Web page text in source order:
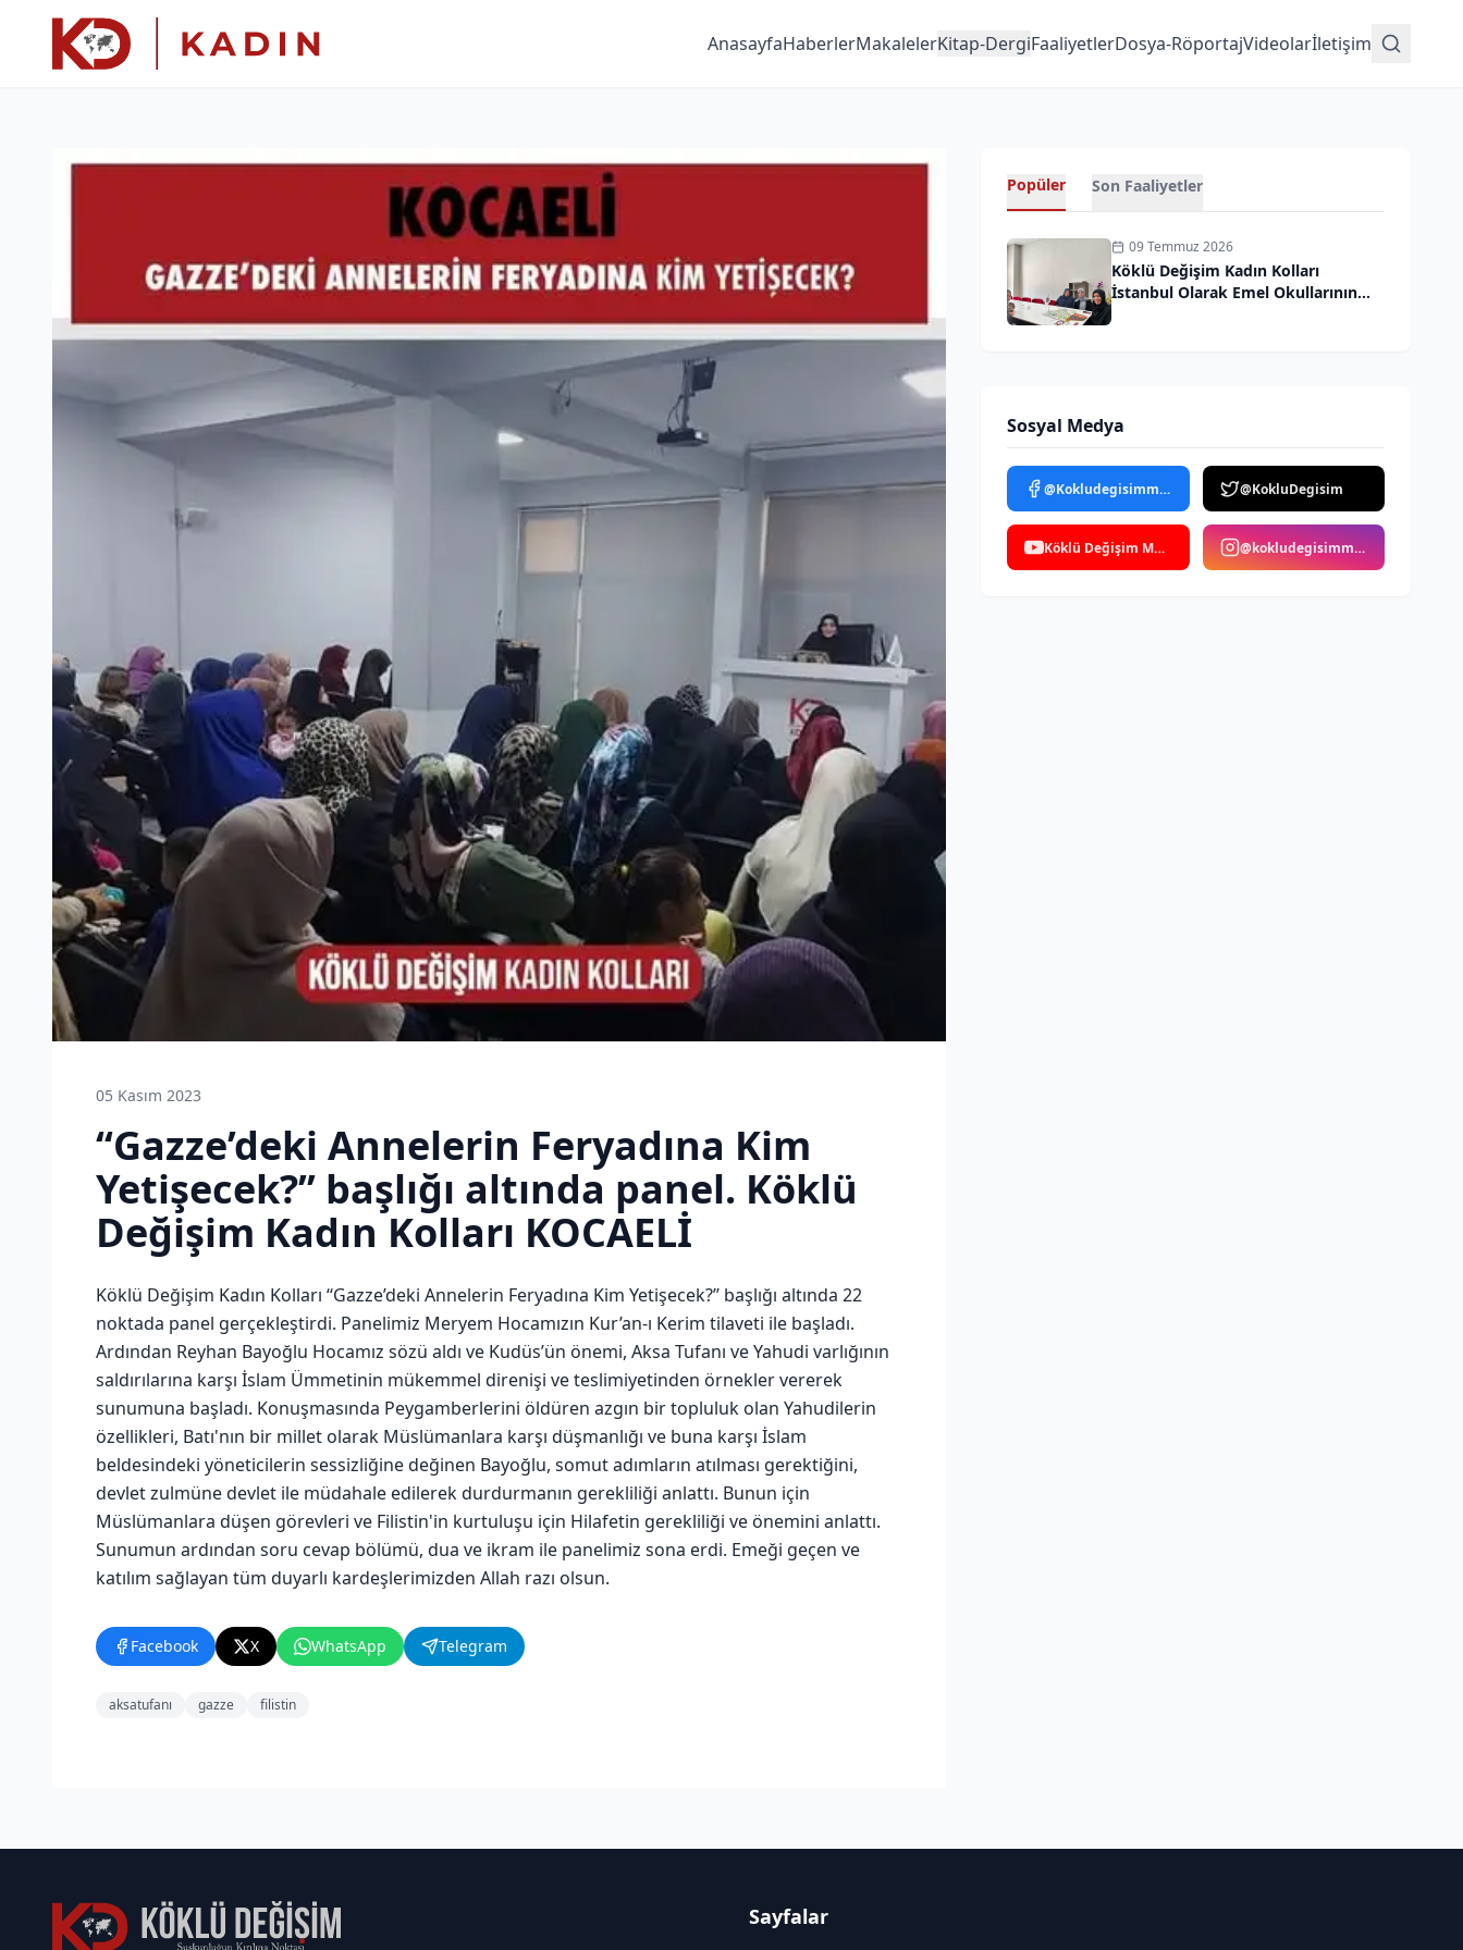
AnasayfaHaberlerMakalelerKitap-DergiFaaliyetlerDosya-RöportajVideolarİletişim
05 Kasım 2023
‘‘Gazze’deki Annelerin Feryadına Kim
Yetişecek?’’ başlığı altında panel. Köklü
Değişim Kadın Kolları KOCAELİ
Köklü Değişim Kadın Kolları ‘‘Gazze’deki Annelerin Feryadına Kim Yetişecek?’’ başlığı altında 22
noktada panel gerçekleştirdi. Panelimiz Meryem Hocamızın Kur’an-ı Kerim tilaveti ile başladı.
Ardından Reyhan Bayoğlu Hocamız sözü aldı ve Kudüs’ün önemi, Aksa Tufanı ve Yahudi varlığının
saldırılarına karşı İslam Ümmetinin mükemmel direnişi ve teslimiyetinden örnekler vererek
sunumuna başladı. Konuşmasında Peygamberlerini öldüren azgın bir topluluk olan Yahudilerin
özellikleri, Batı'nın bir millet olarak Müslümanlara karşı düşmanlığı ve buna karşı İslam
beldesindeki yöneticilerin sessizliğine değinen Bayoğlu, somut adımların atılması gerektiğini,
devlet zulmüne devlet ile müdahale edilerek durdurmanın gerekliliği anlattı. Bunun için
Müslümanlara düşen görevleri ve Filistin'in kurtuluşu için Hilafetin gerekliliği ve önemini anlattı.
Sunumun ardından soru cevap bölümü, dua ve ikram ile panelimiz sona erdi. Emeği geçen ve
katılım sağlayan tüm duyarlı kardeşlerimizden Allah razı olsun.
Facebook X WhatsApp Telegram
aksatufanı gazze filistin
Popüler Son Faaliyetler
09 Temmuz 2026
Köklü Değişim Kadın Kolları
İstanbul Olarak Emel Okullarının
Sosyal Medya
@Kokludegisimmedya @KokluDegisim
Köklü Değişim Medya @kokludegisimmedya
Sayfalar